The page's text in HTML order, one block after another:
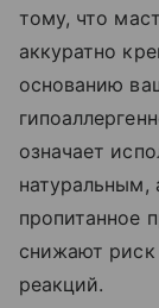
тому, что
аккуратно
основанию
означает
натуральным,
пропитанное
снижают риск
реакций.